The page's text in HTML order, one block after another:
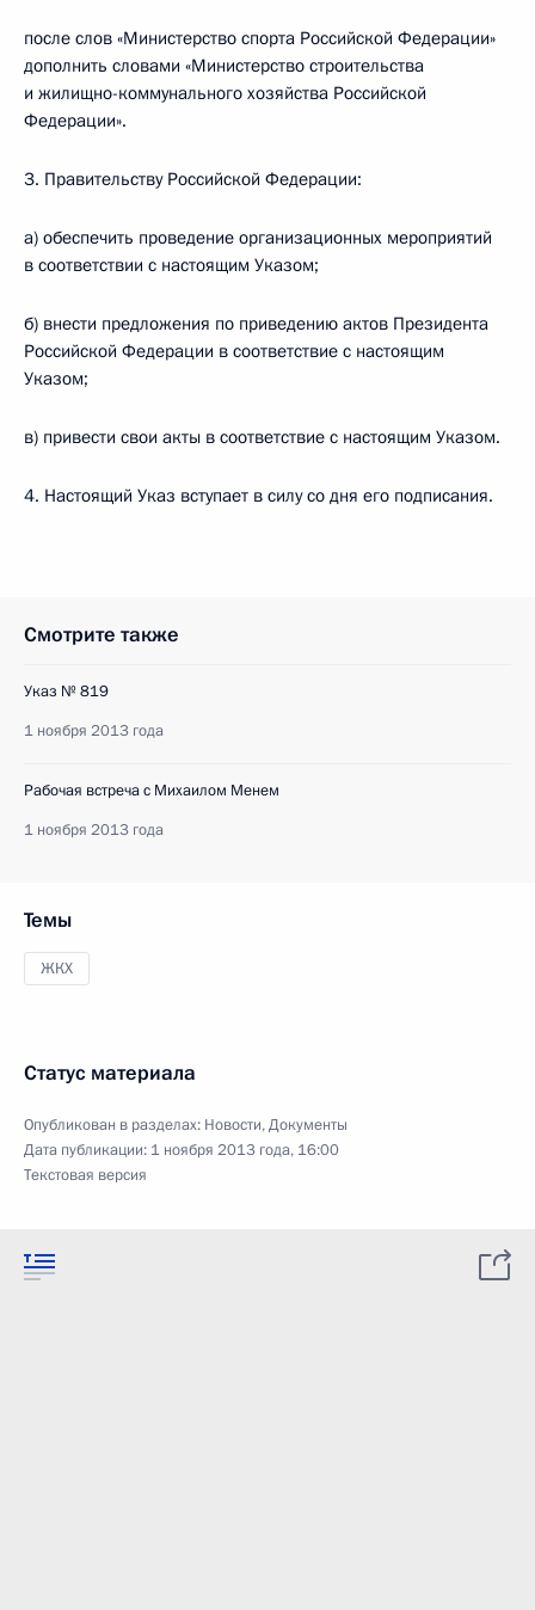
после слов «Министерство спорта Российской Федерации»
дополнить словами «Министерство строительства
и жилищно-коммунального хозяйства Российской
Федерации».
3. Правительству Российской Федерации:
а) обеспечить проведение организационных мероприятий
в соответствии с настоящим Указом;
б) внести предложения по приведению актов Президента
Российской Федерации в соответствие с настоящим
Указом;
в) привести свои акты в соответствие с настоящим Указом.
4. Настоящий Указ вступает в силу со дня его подписания.
Смотрите также
Указ № 819
1 ноября 2013 года
Рабочая встреча с Михаилом Менем
1 ноября 2013 года
Темы
ЖКХ
Статус материала
Опубликован в разделах: Новости,Документы
Дата публикации: 1 ноября 2013 года, 16:00
Текстовая версия